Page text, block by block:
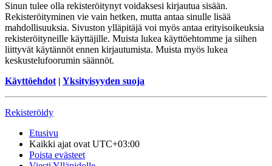
Sinun tulee olla rekisteröitynyt voidaksesi kirjautua sisään.
Rekisteröityminen vie vain hetken, mutta antaa sinulle lisää
mahdollisuuksia. Sivuston ylläpitäjä voi myös antaa erityisoikeuksia
rekisteröityneille käyttäjille. Muista lukea käyttöehtomme ja siihen
liittyvät käytännöt ennen kirjautumista. Muista myös lukea
keskustelufoorumin säännöt.
Käyttöehdot | Yksityisyyden suoja
Rekisteröidy
Etusivu
Kaikki ajat ovat UTC+03:00
Poista evästeet